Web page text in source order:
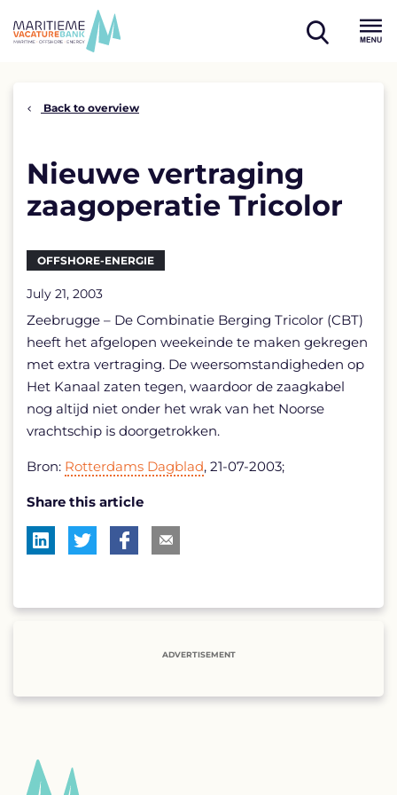
open
Back to overview
Nieuwe vertraging
zaagoperatie Tricolor
OFFSHORE-ENERGIE
July 21, 2003
Zeebrugge – De Combinatie Berging Tricolor (CBT)
heeft het afgelopen weekeinde te maken gekregen
met extra vertraging. De weersomstandigheden op
Het Kanaal zaten tegen, waardoor de zaagkabel
nog altijd niet onder het wrak van het Noorse
vrachtschip is doorgetrokken.
Bron: Rotterdams Dagblad, 21-07-2003;
Share this article
ADVERTISEMENT